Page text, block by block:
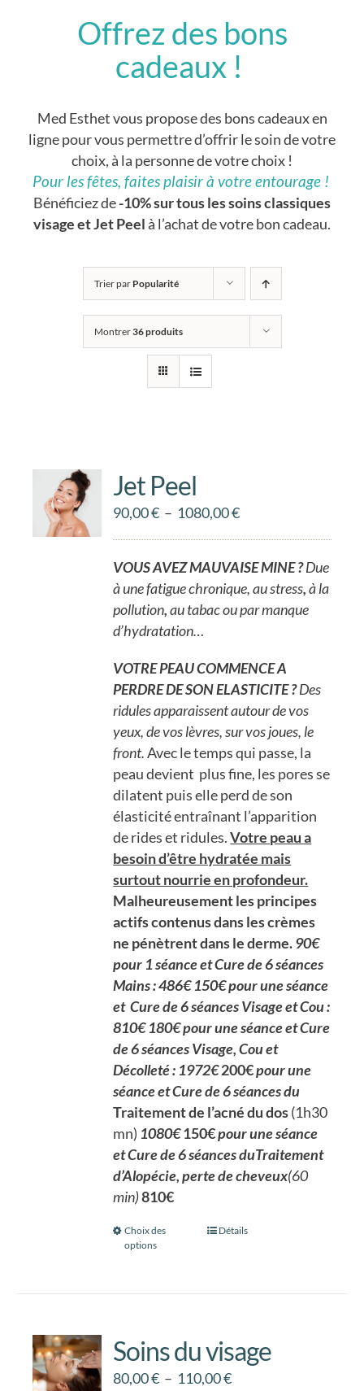
Offrez des bons
cadeaux !
Med Esthet vous propose des bons cadeaux en
ligne pour vous permettre d’offrir le soin de votre
choix, à la personne de votre choix !
Pour les fêtes, faites plaisir à votre entourage !
Bénéficiez de-10% sur tous les soins classiques
visage et Jet Peelà l’achat de votre bon cadeau.
Trier par Popularité
Montrer36 produits
Jet Peel
90,00€ – 1080,00€Plage
90,00 €
à
1080,00 €
VOUS AVEZ MAUVAISE MINE ?Due
à une fatigue chronique, au stress,à la
pollution,au tabac ou par manque
d’hydratation…
VOTRE PEAU COMMENCE A
PERDRE DE SON ELASTICITE ?Des
ridules apparaissent autour de vos
yeux, de vos lèvres, sur vos joues, le
front.Avec le temps qui passe, la
peau devient plus fine, les pores se
dilatent puis elle perd de son
élasticité entraînant l’apparition
de rides et ridules.Votre peau a
besoin d’être hydratée mais
surtout nourrie en profondeur.
Malheureusement les principes
actifs contenus dans les crèmes
ne pénètrent dans le derme.90€
pour 1 séance et Cure de 6 séances
Mains : 486€150€ pour une séance
et Cure de 6 séances Visage et Cou :
810€180€ pour une séance et Cure
de 6 séances Visage, Cou et
Décolleté : 1972€200€pour une
séance et Cure de 6 séances du
Traitement de l’acné du dos(1h30
mn) 1080€150€pour une séance
et Cure de 6 séances duTraitement
d’Alopécie, perte de cheveux(60
min)810€
Choix des
options
Ce
Les
options
peuvent
Détails
Soins du visage
80,00€ – 110,00€Plage